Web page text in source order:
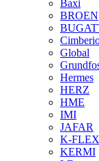
Baxi
BROEN
Global
Hermes
HERZ
HME
IMI
JAFAR
K-FLEX
KERMI